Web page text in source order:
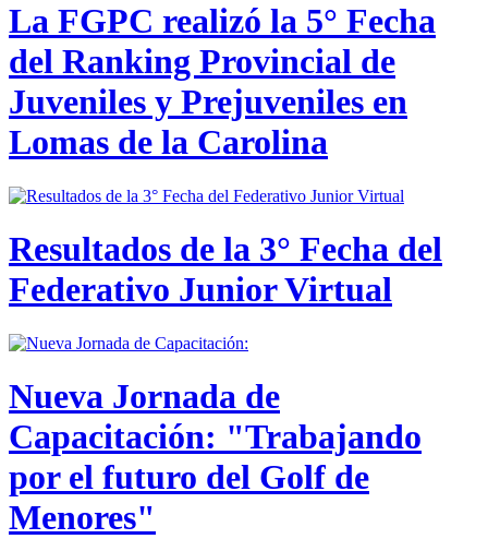
La FGPC realizó la 5° Fecha
del Ranking Provincial de
Juveniles y Prejuveniles en
Lomas de la Carolina
Resultados de la 3° Fecha del
Federativo Junior Virtual
Nueva Jornada de
Capacitación: "Trabajando
por el futuro del Golf de
Menores"